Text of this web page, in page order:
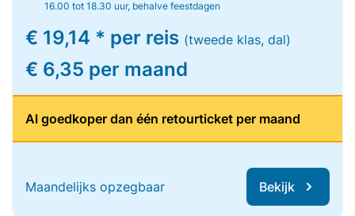
16.00 tot 18.30 uur, behalve feestdagen
€ 19,14 * per reis (tweede klas, dal)
€ 6,35 per maand
Al goedkoper dan één retourticket per maand
Maandelijks opzegbaar Bekijk